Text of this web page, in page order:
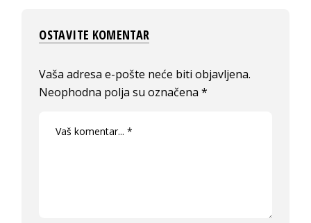
OSTAVITE KOMENTAR
Vaša adresa e-pošte neće biti objavljena.
Neophodna polja su označena*